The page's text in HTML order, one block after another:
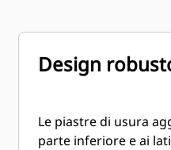
Design
Le piastre di usura
parte inferiore e ai